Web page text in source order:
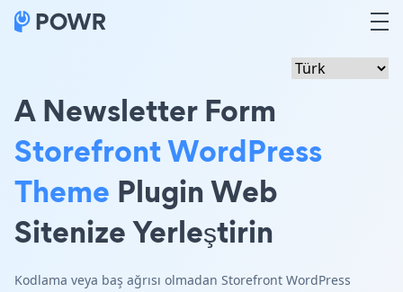
A Newsletter Form
Storefront WordPress
Theme Plugin Web
Sitenize Yerleştirin
Kodlama veya baş ağrısı olmadan Storefront WordPress